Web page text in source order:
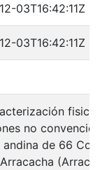
03T16:42:11Z
03T16:42:11Z
no
andina de 66